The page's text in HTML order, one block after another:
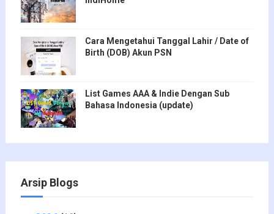
Cara Mengetahui Tanggal Lahir / Date of
Birth (DOB) Akun PSN
List Games AAA & Indie Dengan Sub
Bahasa Indonesia (update)
Arsip Blogs